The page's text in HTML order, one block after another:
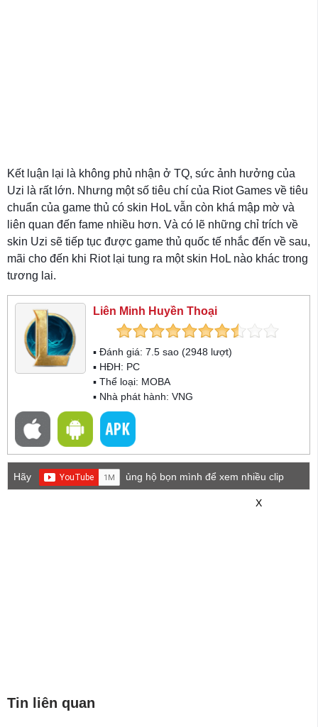
Kết luận lại là không phủ nhận ở TQ, sức ảnh hưởng của
Uzi là rất lớn. Nhưng một số tiêu chí của Riot Games về tiêu
chuẩn của game thủ có skin HoL vẫn còn khá mập mờ và
liên quan đến fame nhiều hơn. Và có lẽ những chỉ trích về
skin Uzi sẽ tiếp tục được game thủ quốc tế nhắc đến về sau,
mãi cho đến khi Riot lại tung ra một skin HoL nào khác trong
tương lai.
Liên Minh Huyền Thoại
▪ Đánh giá: 7.5 sao (2948 lượt)
▪ HĐH: PC
▪ Thể loại: MOBA
▪ Nhà phát hành: VNG
Hãy
ủng hộ bọn mình để xem nhiều clip
X
Tin liên quan